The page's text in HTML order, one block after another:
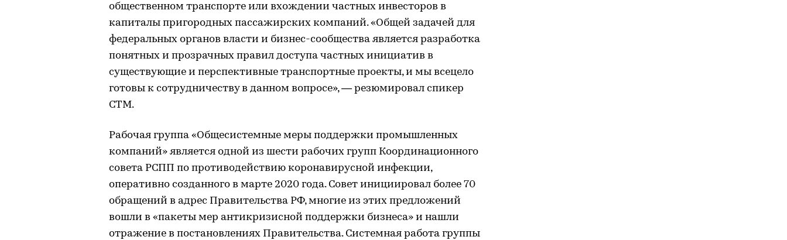
общественном транспорте или вхождении частных инвесторов в
капиталы пригородных пассажирских компаний. «Общей задачей для
федеральных органов власти и бизнес-сообщества является разработка
понятных и прозрачных правил доступа частных инициатив в
существующие и перспективные транспортные проекты, и мы всецело
готовы к сотрудничеству в данном вопросе», — резюмировал спикер
СТМ.
Рабочая группа «Общесистемные меры поддержки промышленных
компаний» является одной из шести рабочих групп Координационного
совета РСПП по противодействию коронавирусной инфекции,
оперативно созданного в марте 2020 года. Совет инициировал более 70
обращений в адрес Правительства РФ, многие из этих предложений
вошли в «пакеты мер антикризисной поддержки бизнеса» и нашли
отражение в постановлениях Правительства. Системная работа группы